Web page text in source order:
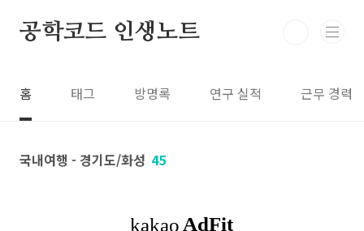
공학코드 인생노트
홈 태그 방명록 연구 실적 근무 경력
국내여행 - 경기도/화성 45